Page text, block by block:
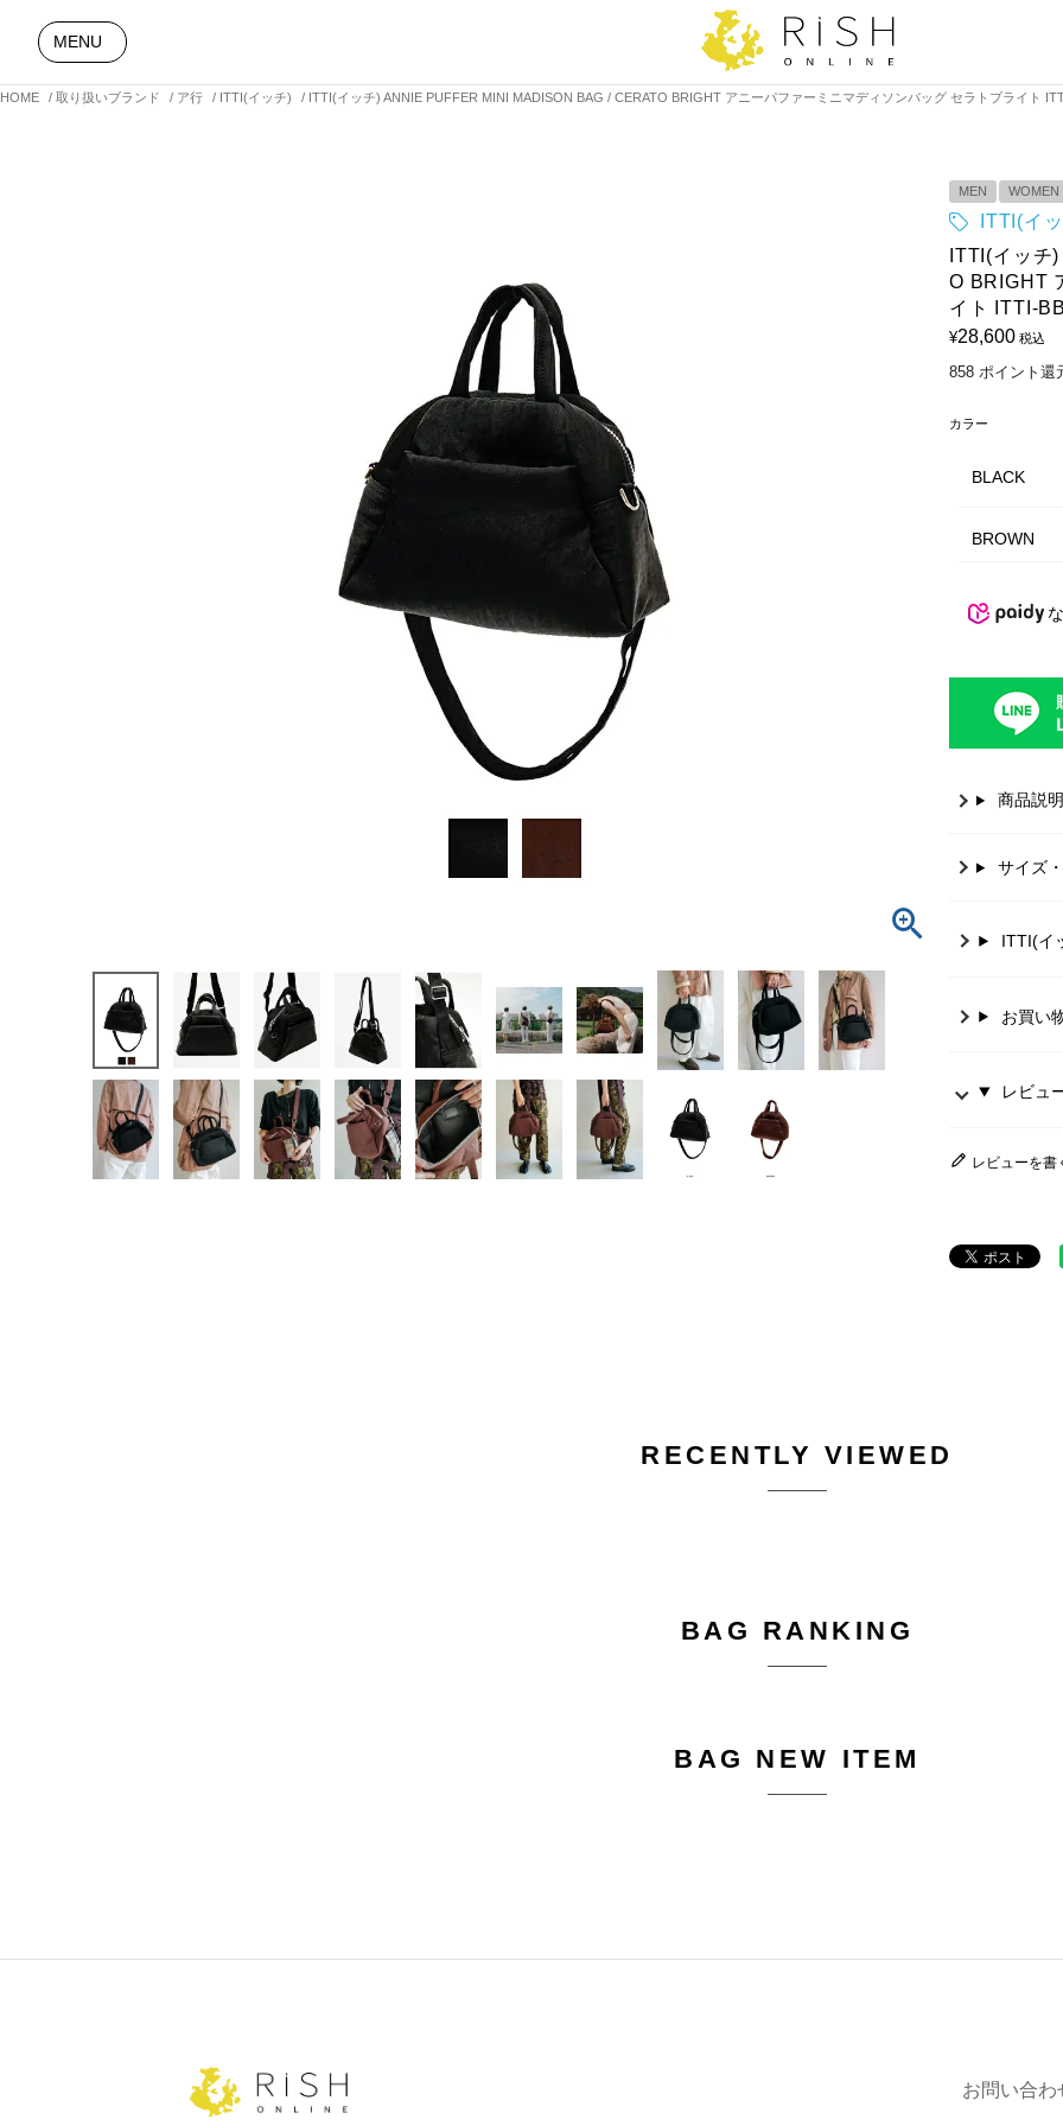
HOME 取り扱いブランド ア行 ITTI(イッチ) ITTI(イッチ) ANNIE PUFFER MINI MADISON BAG / CERATO BRIGHT アニーパファーミニマディソンバッグ セラトブライト
MENU
MEN WOMEN
ITTI(イ
ITTI(イッ
O BRIGHT
イト ITTI-
¥28,600 税込
858 ポイント還
カラー
BLACK
BROWN
商品説明
サイズ
ITTI(イ
お買い
レビュ
レビューを書
RECENTLY VIEWED
BAG RANKING
BAG NEW ITEM
お問い合わ